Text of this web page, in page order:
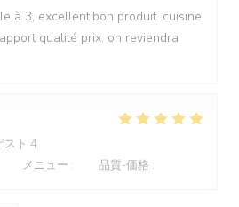
à 3, excellent.bon produit. cuisine
qualité prix. on reviendra
スト 4
メニュー : 品質-価格 :